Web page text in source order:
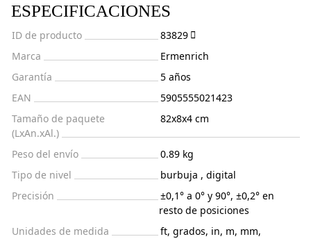
ESPECIFICACIONES
ID de producto
83829
Marca
Ermenrich
Garantía
5 años
EAN
5905555021423
Tamaño de paquete
(LxAn.xAl.)
82x8x4 cm
Peso del envío
0.89 kg
Tipo de nivel
burbuja , digital
Precisión
±0,1° a 0° y 90°, ±0,2° en
resto de posiciones
Unidades de medida
ft, grados, in, m, mm,